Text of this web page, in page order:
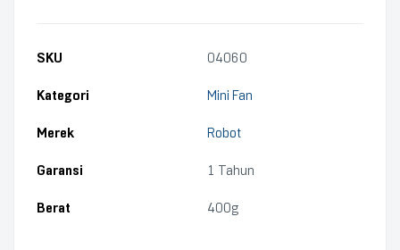
SKU 04060
Kategori Mini Fan
Merek Robot
Garansi 1 Tahun
Berat 400g